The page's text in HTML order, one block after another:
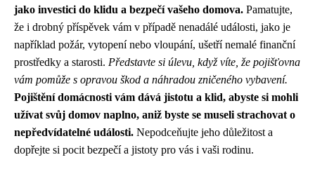
jako investici do klidu a bezpečí vašeho domova. Pamatujte,
že i drobný příspěvek vám v případě nenadálé události, jako je
například požár, vytopení nebo vloupání, ušetří nemalé finanční
prostředky a starosti. Představte si úlevu, když víte, že pojišťovna
vám pomůže s opravou škod a náhradou zničeného vybavení.
Pojištění domácnosti vám dává jistotu a klid, abyste si mohli
užívat svůj domov naplno, aniž byste se museli strachovat o
nepředvídatelné události. Nepodceňujte jeho důležitost a
dopřejte si pocit bezpečí a jistoty pro vás i vaši rodinu.